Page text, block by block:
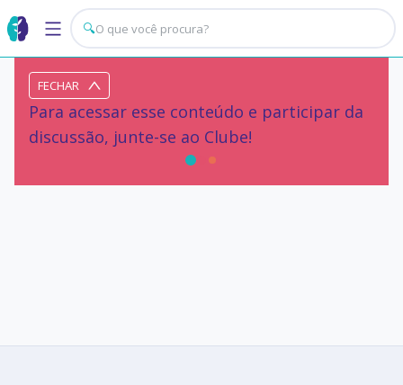
🔍
FECHAR
Para acessar esse conteúdo e participar da
discussão, junte-se ao Clube!